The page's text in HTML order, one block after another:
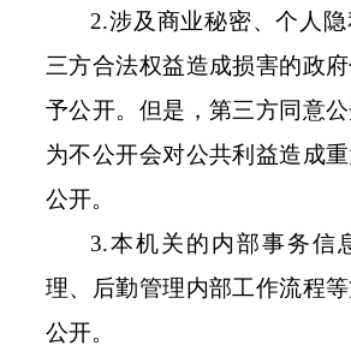
2.涉及商业秘密、个人
三方合法权益造成损害的政
予公开。但是，第三方同意
为不公开会对公共利益造成
公开。
3.本机关的内部事务信
理、后勤管理内部工作流程
公开。